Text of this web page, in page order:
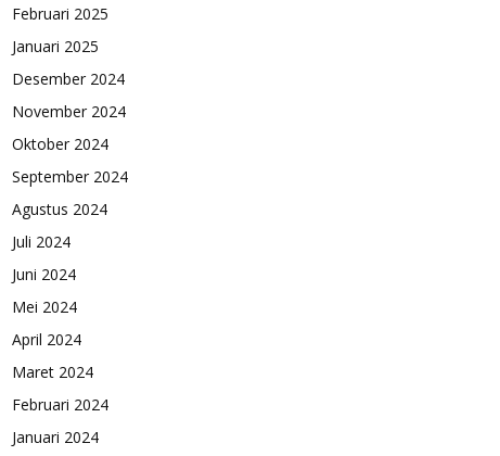
Februari 2025
Januari 2025
Desember 2024
November 2024
Oktober 2024
September 2024
Agustus 2024
Juli 2024
Juni 2024
Mei 2024
April 2024
Maret 2024
Februari 2024
Januari 2024